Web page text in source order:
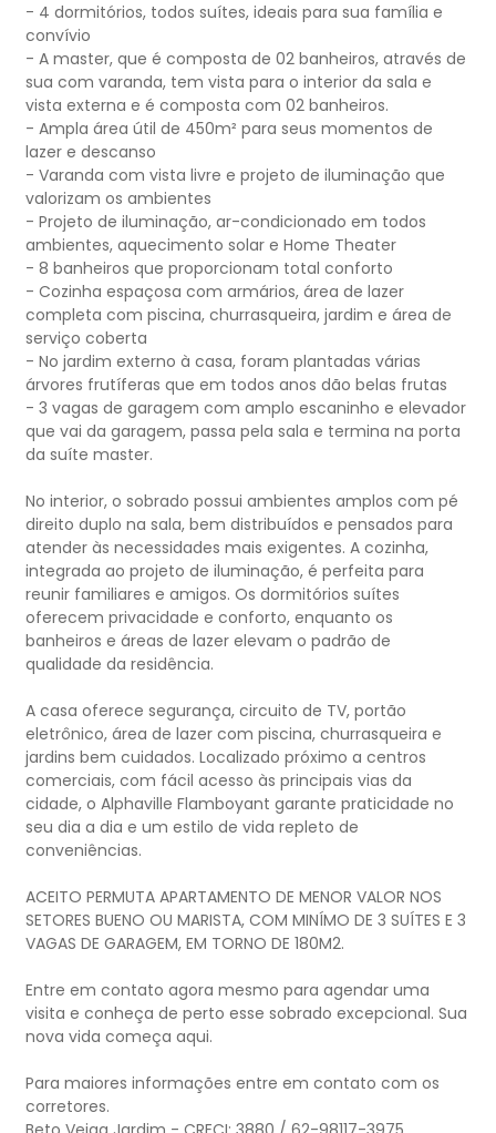
- 4 dormitórios, todos suítes, ideais para sua família e
convívio
- A master, que é composta de 02 banheiros, através de
sua com varanda, tem vista para o interior da sala e
vista externa e é composta com 02 banheiros.
- Ampla área útil de 450m² para seus momentos de
lazer e descanso
- Varanda com vista livre e projeto de iluminação que
valorizam os ambientes
- Projeto de iluminação, ar-condicionado em todos
ambientes, aquecimento solar e Home Theater
- 8 banheiros que proporcionam total conforto
- Cozinha espaçosa com armários, área de lazer
completa com piscina, churrasqueira, jardim e área de
serviço coberta
- No jardim externo à casa, foram plantadas várias
árvores frutíferas que em todos anos dão belas frutas
- 3 vagas de garagem com amplo escaninho e elevador
que vai da garagem, passa pela sala e termina na porta
da suíte master.
No interior, o sobrado possui ambientes amplos com pé
direito duplo na sala, bem distribuídos e pensados para
atender às necessidades mais exigentes. A cozinha,
integrada ao projeto de iluminação, é perfeita para
reunir familiares e amigos. Os dormitórios suítes
oferecem privacidade e conforto, enquanto os
banheiros e áreas de lazer elevam o padrão de
qualidade da residência.
A casa oferece segurança, circuito de TV, portão
eletrônico, área de lazer com piscina, churrasqueira e
jardins bem cuidados. Localizado próximo a centros
comerciais, com fácil acesso às principais vias da
cidade, o Alphaville Flamboyant garante praticidade no
seu dia a dia e um estilo de vida repleto de
conveniências.
ACEITO PERMUTA APARTAMENTO DE MENOR VALOR NOS
SETORES BUENO OU MARISTA, COM MINÍMO DE 3 SUÍTES E 3
VAGAS DE GARAGEM, EM TORNO DE 180M2.
Entre em contato agora mesmo para agendar uma
visita e conheça de perto esse sobrado excepcional. Sua
nova vida começa aqui.
Para maiores informações entre em contato com os
corretores.